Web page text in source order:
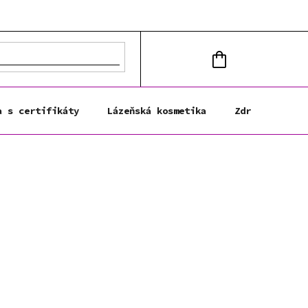
KOŠÍK
s certifikáty Lázeňská kosmetika Zdravá výživa